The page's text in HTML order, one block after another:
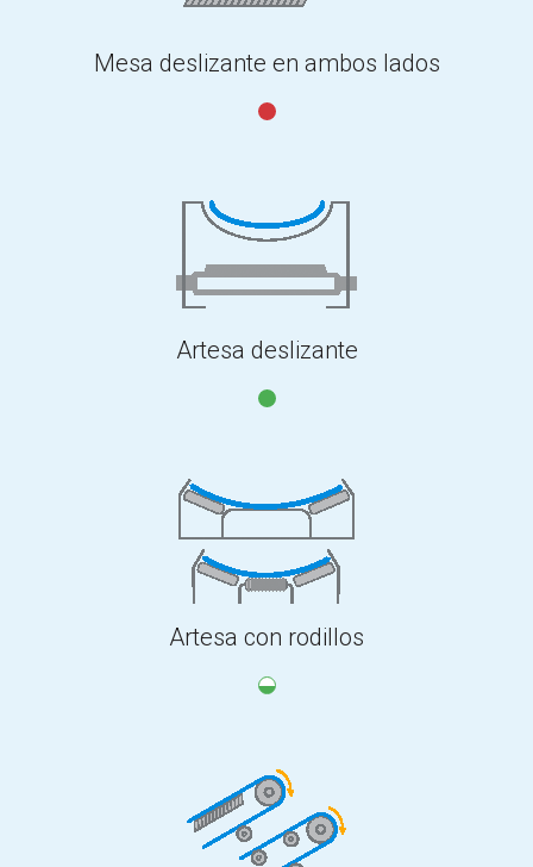
Mesa deslizante en ambos lados
Artesa deslizante
Artesa con rodillos